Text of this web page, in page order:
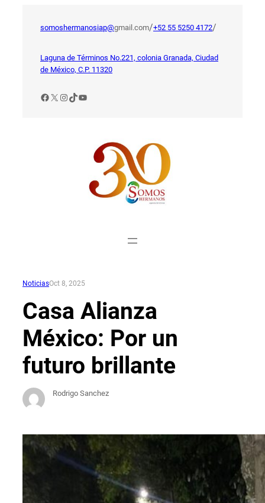
somoshermanosiap@gmail.com/+52 55 5250 4172/
Laguna de Términos No.221, colonia Granada, Ciudad
de México, C.P. 11320
Facebook
X Instagram
TikTok
YouTube
NoticiasOct 8, 2025
Casa Alianza
México: Por un
futuro brillante
Rodrigo Sanchez